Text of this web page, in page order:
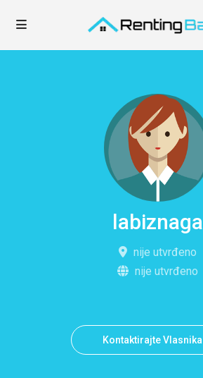
labiznaga
nije utvrđeno
nije utvrđeno
Kontaktirajte Vlasnika